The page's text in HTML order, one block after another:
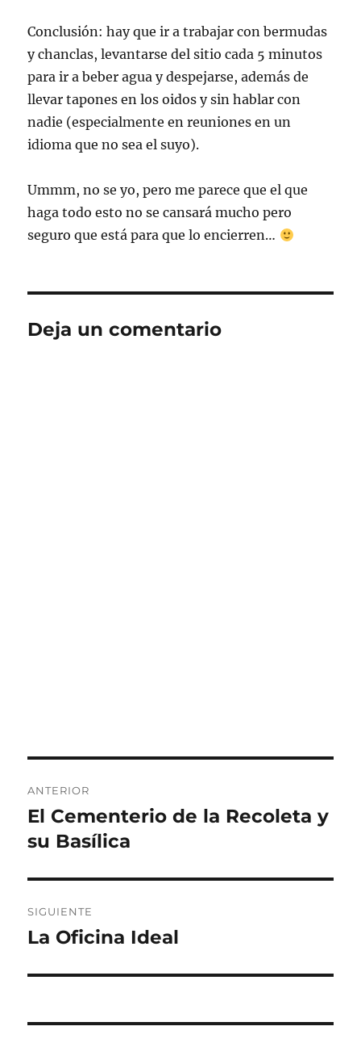
Conclusión: hay que ir a trabajar con bermudas
y chanclas, levantarse del sitio cada 5 minutos
para ir a beber agua y despejarse, además de
llevar tapones en los oidos y sin hablar con
nadie (especialmente en reuniones en un
idioma que no sea el suyo).
Ummm, no se yo, pero me parece que el que
haga todo esto no se cansará mucho pero
seguro que está para que lo encierren…
Deja un comentario
de
entradas
ANTERIOR
Entrada
anterior:
El Cementerio de la Recoleta y
su Basílica
SIGUIENTE
Entrada
La Oficina Ideal